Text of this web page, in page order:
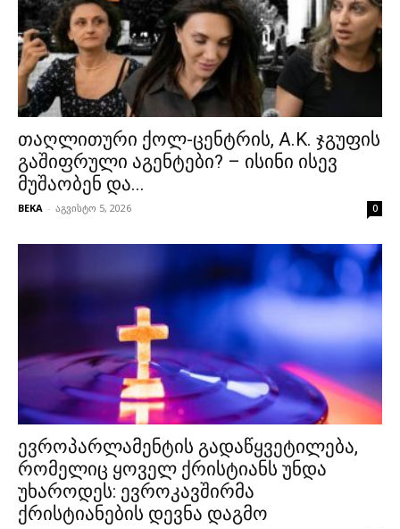
თაღლითური ქოლ-ცენტრის, A.K. ჯგუფის
გაშიფრული აგენტები? – ისინი ისევ
მუშაობენ და...
BEKA - აგვისტო 5, 2026 0
ევროპარლამენტის გადაწყვეტილება,
რომელიც ყოველ ქრისტიანს უნდა
უხაროდეს: ევროკავშირმა
ქრისტიანების დევნა დაგმო